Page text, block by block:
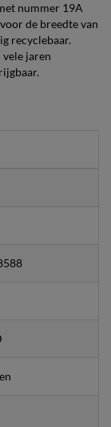
nummer 19A
de breedte van
recyclebaar.
jaren